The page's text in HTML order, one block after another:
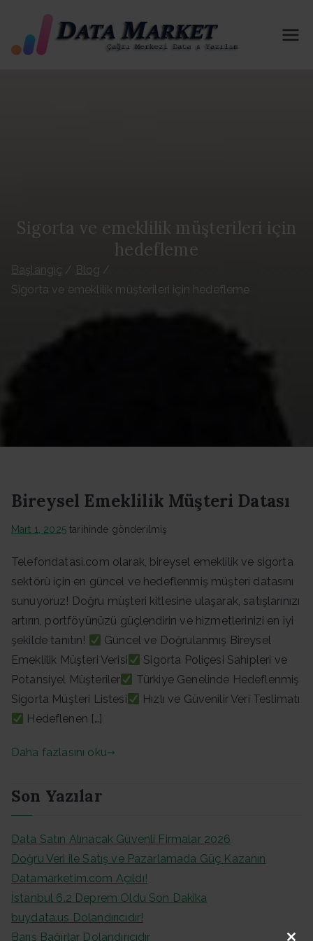
Satı
B2B-B2C
e Aktif
Portföy
Sigorta ve emeklilik müşterileri için
hedefleme
Başlangıç
Blog
Sigorta ve emeklilik müşterileri için hedefleme
Bireysel Emeklilik Müşteri Datası
Mart 1, 2025tarihinde gönderilmiş
Telefondatasi.com olarak, bireysel emeklilik ve sigorta
sektörü için en güncel ve hedeflenmiş müşteri datasını
sunuyoruz! Doğru müşteri kitlesine ulaşarak, satışlarınızı
artırın, portföyünüzü güçlendirin ve hizmetlerinizi en iyi
şekilde tanıtın!
Güncel ve Doğrulanmış Bireysel
Emeklilik Müşteri Verisi
Sigorta Poliçesi Sahipleri ve
Potansiyel Müşteriler
Türkiye Genelinde Hedeflenmiş
Sigorta Müşteri Listesi
Hızlı ve Güvenilir Veri Teslimatı
Hedeflenen […]
Daha fazlasını oku
Son Yazılar
Data Satın Alınacak Güvenli Firmalar 2026
Doğru Veri ile Satış ve Pazarlamada Güç Kazanın
Datamarketim.com Açıldı!
İstanbul 6.2 Deprem Oldu Son Dakika
buydata.us Dolandırıcıdır!
Barış Bağırlar Dolandırıcıdır